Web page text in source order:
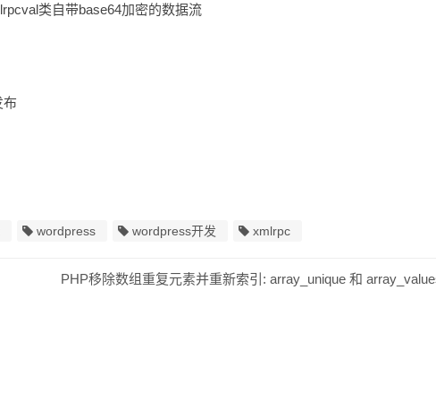
类自带base64加密的数据流
布
wordpress wordpress开发 xmlrpc
PHP移除数组重复元素并重新索引: array_unique 和